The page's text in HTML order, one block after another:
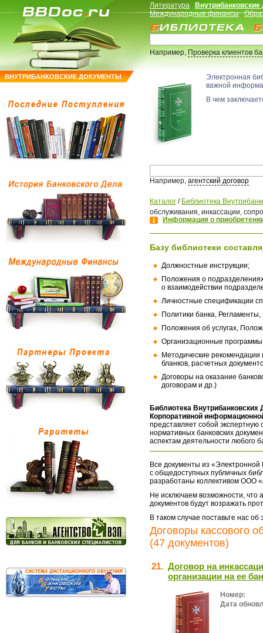
ВНУТРИБАНКОВСКИЕ ДОКУМЕНТЫ
Литература
Международные финансы
Например,Проверка клиентов
Электронная
важной
В чем
Например, агентский договор
Каталог / Библиотека
обслуживания, инкассации,
Информация о
Базу библиотеки
Должностные инструкции;
Положения о
о взаимодействии
Личностные спецификации
Политики банка,
Положения об услугах,
Организационные
Методические
бланков, расчетных
Договоры на оказание
договорам и др.)
Библиотека
Корпоративной
представляет собой экспертную
нормативных банковских
аспектам деятельности любого
Все документы из «Электронной
с общедоступных публичных
разработаны коллективом ООО
Не исключаем возможности, что
документов будут возражать
В таком случае поставьте нас
Договоры кассового
(47 документов)
21. Договор на
организации на ее
Номер:
Дата